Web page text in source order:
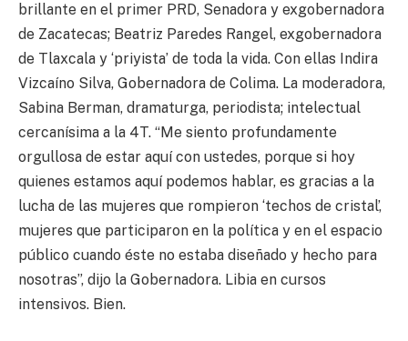
brillante en el primer PRD, Senadora y exgobernadora
de Zacatecas; Beatriz Paredes Rangel, exgobernadora
de Tlaxcala y ‘priyista’ de toda la vida. Con ellas Indira
Vizcaíno Silva, Gobernadora de Colima. La moderadora,
Sabina Berman, dramaturga, periodista; intelectual
cercanísima a la 4T. “Me siento profundamente
orgullosa de estar aquí con ustedes, porque si hoy
quienes estamos aquí podemos hablar, es gracias a la
lucha de las mujeres que rompieron ‘techos de cristal’,
mujeres que participaron en la política y en el espacio
público cuando éste no estaba diseñado y hecho para
nosotras”, dijo la Gobernadora. Libia en cursos
intensivos. Bien.